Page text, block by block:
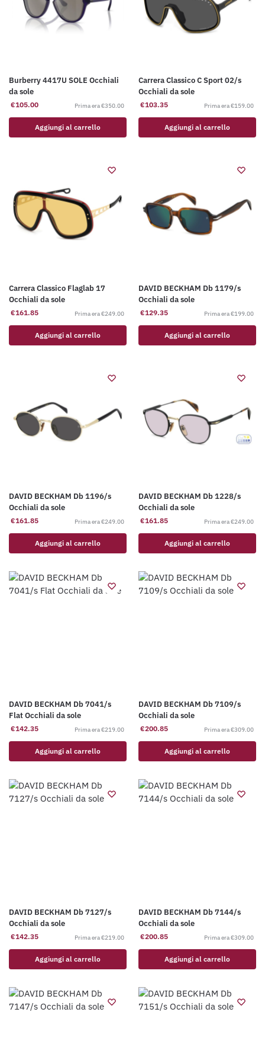
Burberry 4417U SOLE Occhiali
da sole
€350.00
€105.00
Aggiungi al carrello
Carrera Classico C Sport 02/s
Occhiali da sole
€159.00
€103.35
Aggiungi al carrello
Carrera Classico Flaglab 17
Occhiali da sole
€249.00
€161.85
Aggiungi al carrello
DAVID BECKHAM Db 1179/s
Occhiali da sole
€199.00
€129.35
Aggiungi al carrello
DAVID BECKHAM Db 1196/s
Occhiali da sole
€249.00
€161.85
Aggiungi al carrello
DAVID BECKHAM Db 1228/s
Occhiali da sole
€249.00
€161.85
Aggiungi al carrello
DAVID BECKHAM Db 7041/s
Flat Occhiali da sole
€219.00
€142.35
Aggiungi al carrello
DAVID BECKHAM Db 7109/s
Occhiali da sole
€309.00
€200.85
Aggiungi al carrello
DAVID BECKHAM Db 7127/s
Occhiali da sole
€219.00
€142.35
Aggiungi al carrello
DAVID BECKHAM Db 7144/s
Occhiali da sole
€309.00
€200.85
Aggiungi al carrello